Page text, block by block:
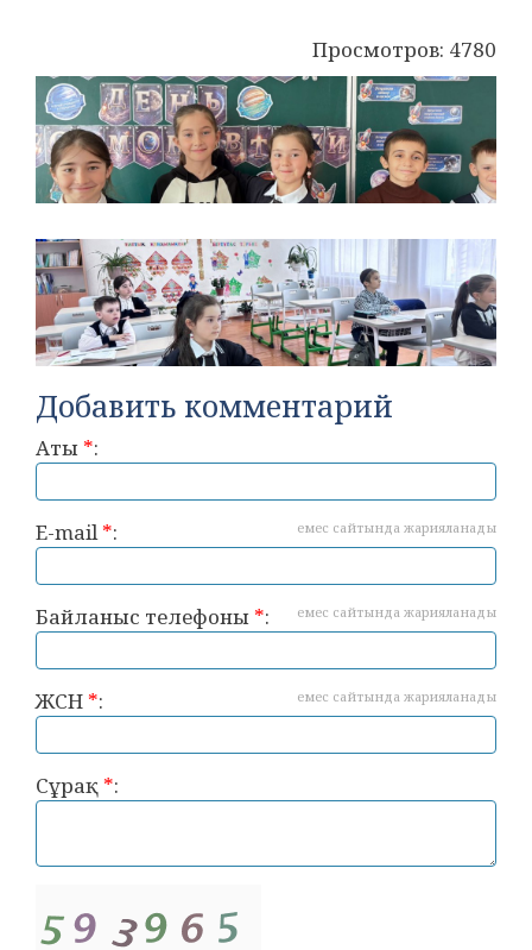
Просмотров: 4780
Добавить комментарий
Аты *:
E-mail*: емес сайтында жарияланады
Байланыс телефоны *: емес сайтында жарияланады
ЖСН *: емес сайтында жарияланады
Сұрақ *: